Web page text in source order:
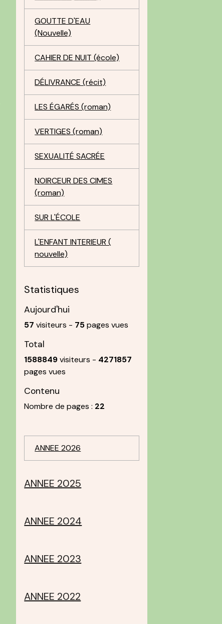
GOUTTE D'EAU
(Nouvelle)
CAHIER DE NUIT (école)
DÉLIVRANCE (récit)
LES ÉGARÉS (roman)
VERTIGES (roman)
SEXUALITÉ SACRÉE
NOIRCEUR DES CIMES
(roman)
SUR L'ÉCOLE
L'ENFANT INTERIEUR (
nouvelle)
Statistiques
Aujourd'hui
57 visiteurs - 75pages vues
Total
1588849visiteurs - 4271857
pages vues
Contenu
Nombre de pages : 22
ANNEE 2026
ANNEE 2025
ANNEE 2024
ANNEE 2023
ANNEE 2022